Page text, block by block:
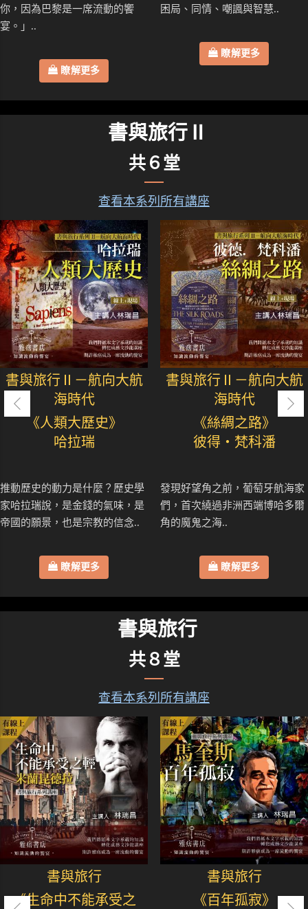
你，因為巴黎是一席流動的饗
宴。」..
瞭解更多
困局、同情、嘲諷與智慧..
瞭解更多
書與旅行Ⅱ
共６堂
查看本系列所有講座
書與旅行Ⅱ－航向大航
海時代
《人類大歷史》
哈拉瑞
推動歷史的動力是什麼？歷史學
家哈拉瑞說，是金錢的氣味，是
帝國的願景，也是宗教的信念..
瞭解更多
書與旅行Ⅱ－航向大航
海時代
《絲綢之路》
彼得・梵科潘
發現好望角之前，葡萄牙航海家
們，首次繞過非洲西端博哈多爾
角的魔鬼之海..
瞭解更多
書與旅行
共８堂
查看本系列所有講座
書與旅行
《生命中不能承受之
書與旅行
《百年孤寂》